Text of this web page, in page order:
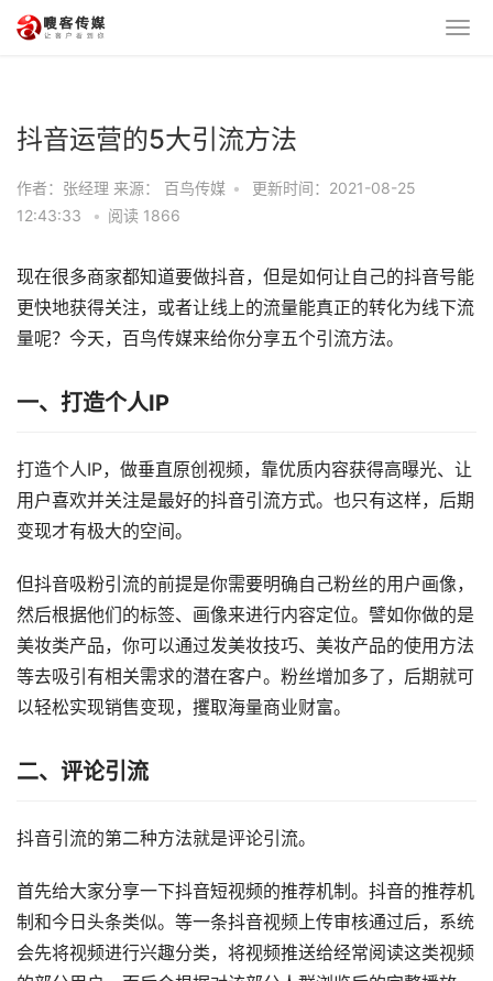
抖音运营的5大引流方法
作者：张经理 来源： 百鸟传媒 •
更新时间：2021-08-25
12:43:33
• 阅读 1866
现在很多商家都知道要做抖音，但是如何让自己的抖音号能
更快地获得关注，或者让线上的流量能真正的转化为线下流
量呢？今天，百鸟传媒来给你分享五个引流方法。
一、打造个人IP
打造个人IP，做垂直原创视频，靠优质内容获得高曝光、让
用户喜欢并关注是最好的抖音引流方式。也只有这样，后期
变现才有极大的空间。
但抖音吸粉引流的前提是你需要明确自己粉丝的用户画像，
然后根据他们的标签、画像来进行内容定位。譬如你做的是
美妆类产品，你可以通过发美妆技巧、美妆产品的使用方法
等去吸引有相关需求的潜在客户。粉丝增加多了，后期就可
以轻松实现销售变现，攫取海量商业财富。
二、评论引流
抖音引流的第二种方法就是评论引流。
首先给大家分享一下抖音短视频的推荐机制。抖音的推荐机
制和今日头条类似。等一条抖音视频上传审核通过后，系统
会先将视频进行兴趣分类，将视频推送给经常阅读这类视频